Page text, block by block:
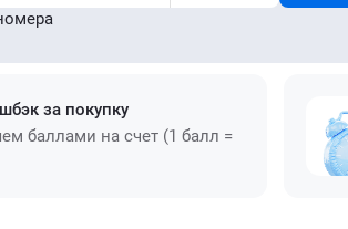
за покупку
баллами на счет (1 балл =